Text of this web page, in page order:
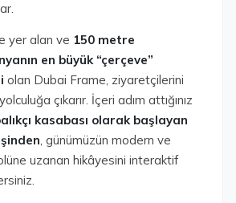
yer alan ve 150 metre
en büyük “çerçeve”
olan Dubai Frame, ziyaretçilerini
çıkarır. İçeri adım attığınız
kasabası olarak başlayan
, günümüzün modern ve
uzanan hikâyesini interaktif